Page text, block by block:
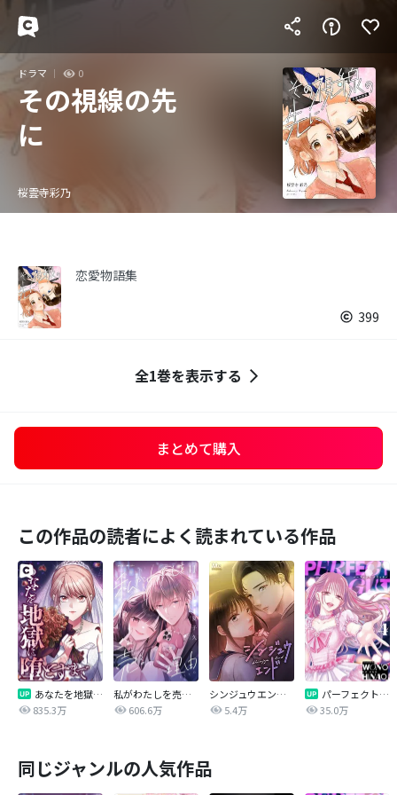
ドラマ 0
その視線の先
に
桜雲寺彩乃
恋愛物語集
399
全1巻を表示する
まとめて購入
この作品の読者によく読まれている作品
あなたを地獄に堕とすまで
835.3万
私がわたしを売る理由
606.6万
シンジュウエンド【タテヨミ】
5.4万
パーフェクトグリッター
35.0万
同じジャンルの人気作品